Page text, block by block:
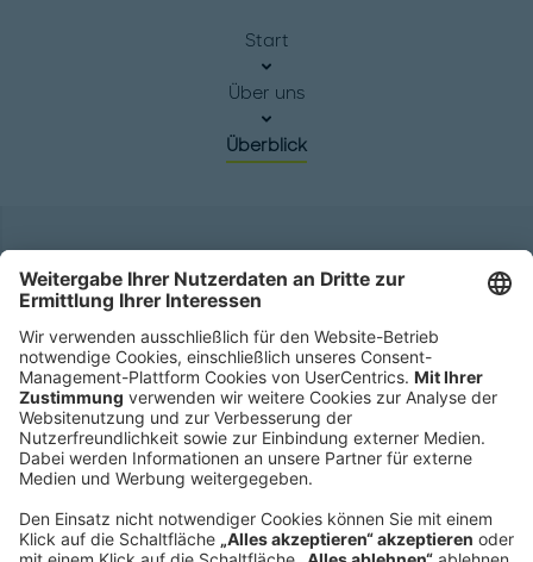
Start
Über uns
Überblick
Hauptsitz
Roland Berger GmbH
Sederanger 1
80538 München
Deutschland
Telefon:
+49 89 9230-0
Fax:
+49 89 9230-8202